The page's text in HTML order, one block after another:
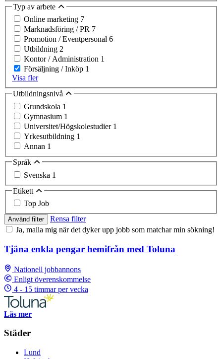
Typ av arbete
Online marketing 7
Marknadsföring / PR 7
Promotion / Eventpersonal 6
Utbildning 2
Kontor / Administration 1
Försäljning / Inköp 1
Visa fler
Utbildningsnivå
Grundskola 1
Gymnasium 1
Universitet/Högskolestudier 1
Yrkesutbildning 1
Annan 1
Språk
Svenska 1
Etikett
Top Job
Använd filter
Rensa filter
Ja, maila mig när det dyker upp jobb som matchar min sökning!
Tjäna enkla pengar hemifrån med Toluna
Nationell jobbannons
Enligt överenskommelse
4 - 15 timmar per vecka
Läs mer
Städer
Lund